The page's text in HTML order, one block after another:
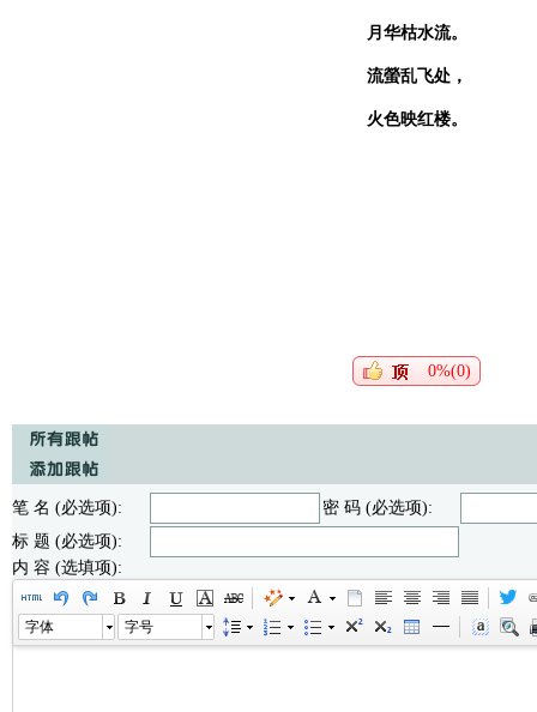
月华枯水流。
流螢乱飞处，
火色映红楼。
0%(0)
笔 名 (必选项):
密 码 (必选项):
标 题 (必选项):
内 容 (选填项):
字体 字号